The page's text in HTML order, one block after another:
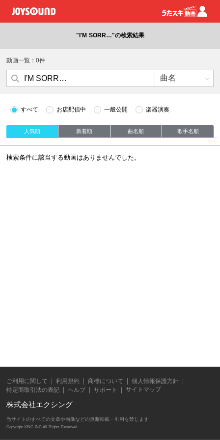
"I'M SORR…"の検索結果
動画一覧：0件
すべて お店配信中 一般公開 楽器演奏
人気順 新着順 曲名順 歌手名順
検索条件に該当する動画はありませんでした。
ご利用に関して 利用規約 商標について
個人情報保護方針
特定商取引法の表記
ヘルプ サポート サイトマップ
株式会社エクシング
当サイトのすべての文章や画像などの無断転載・引用を禁じます
Copyright XING INC.All Rights Reserved.